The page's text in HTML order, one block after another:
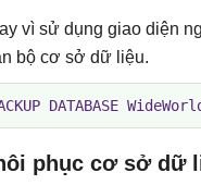
vì sử dụng giao diện
bộ cơ sở dữ liệu.
DATABASE
phục cơ sở dữ